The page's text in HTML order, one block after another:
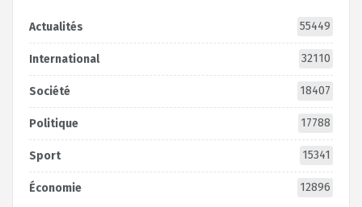
Actualités 55449
International 32110
Société 18407
Politique 17788
Sport 15341
Économie 12896